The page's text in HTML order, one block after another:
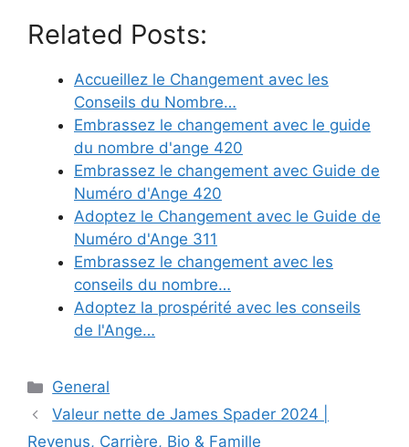
Related Posts:
Accueillez le Changement avec les
Conseils du Nombre…
Embrassez le changement avec le guide
du nombre d'ange 420
Embrassez le changement avec Guide de
Numéro d'Ange 420
Adoptez le Changement avec le Guide de
Numéro d'Ange 311
Embrassez le changement avec les
conseils du nombre…
Adoptez la prospérité avec les conseils
de l'Ange…
Categories
General
Valeur nette de James Spader 2024 |
Revenus, Carrière, Bio & Famille